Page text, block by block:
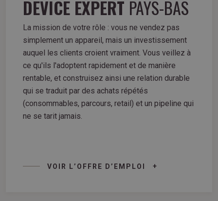
DEVICE EXPERT PAYS-BAS
La mission de votre rôle : vous ne vendez pas
simplement un appareil, mais un investissement
auquel les clients croient vraiment. Vous veillez à
ce qu'ils l'adoptent rapidement et de manière
rentable, et construisez ainsi une relation durable
qui se traduit par des achats répétés
(consommables, parcours, retail) et un pipeline qui
ne se tarit jamais.
VOIR L’OFFRE D’EMPLOI